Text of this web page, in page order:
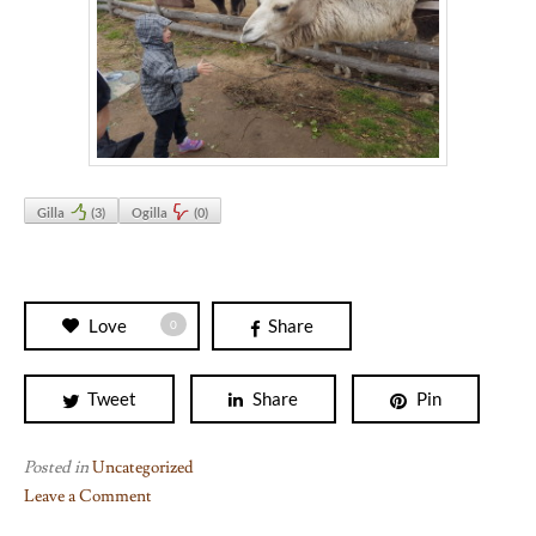
Gilla (3) Ogilla (0)
Love 0 Share
Tweet Share Pin
Posted inUncategorized
Leave a Comment